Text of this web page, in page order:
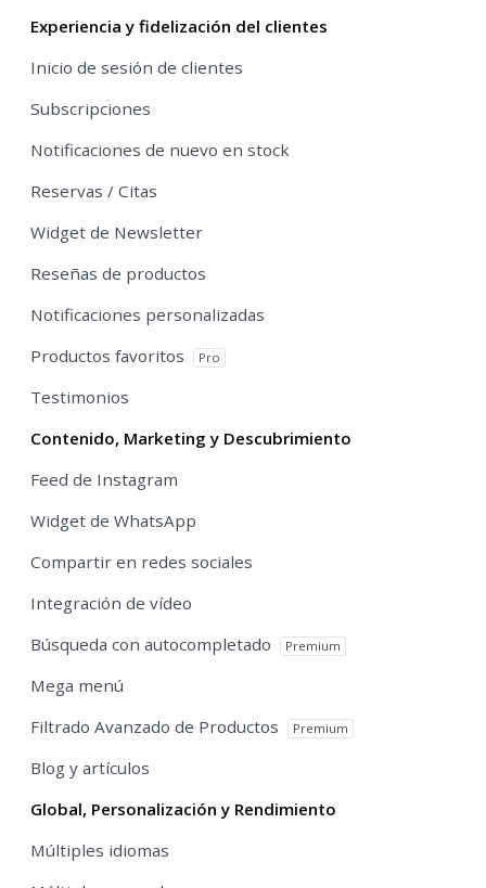
Experiencia y fidelización del clientes
Inicio de sesión de clientes
Subscripciones
Notificaciones de nuevo en stock
Reservas / Citas
Widget de Newsletter
Reseñas de productos
Notificaciones personalizadas
Productos favoritos
Pro
Testimonios
Contenido, Marketing y Descubrimiento
Feed de Instagram
Widget de WhatsApp
Compartir en redes sociales
Integración de vídeo
Búsqueda con autocompletado
Premium
Mega menú
Filtrado Avanzado de Productos
Premium
Blog y artículos
Global, Personalización y Rendimiento
Múltiples idiomas